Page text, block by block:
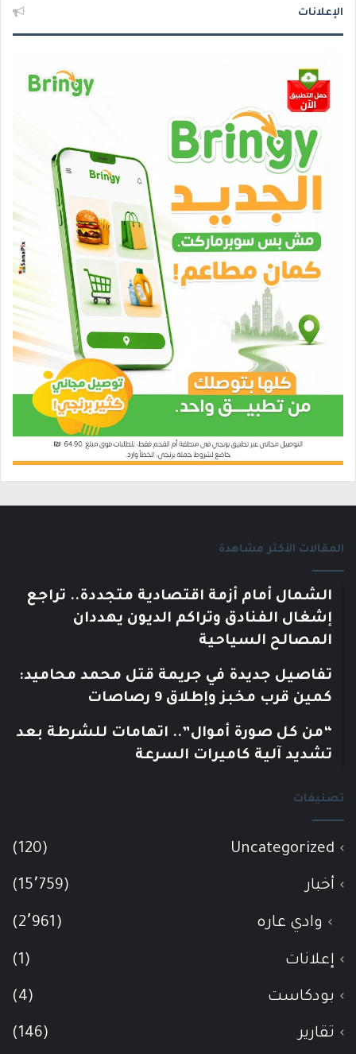
الإعلانات
المقالات الأكثر مشاهدة
الشمال أمام أزمة اقتصادية متجددة.. تراجع
إشغال الفنادق وتراكم الديون يهددان
المصالح السياحية
تفاصيل جديدة في جريمة قتل محمد محاميد:
كمين قرب مخبز وإطلاق 9 رصاصات
“من كل صورة أموال”.. اتهامات للشرطة بعد
تشديد آلية كاميرات السرعة
تصنيفات
Uncategorized
(120)
أخبار (15٬759)
وادي عاره (2٬961)
إعلانات (1)
بودكاست (4)
تقارير (146)